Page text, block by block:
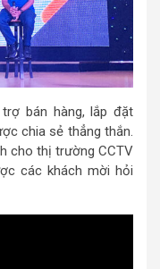
bán hàng, lắp đặt
chia sẻ thẳng thắn.
cho thị trường CCTV
các khách mời hỏi